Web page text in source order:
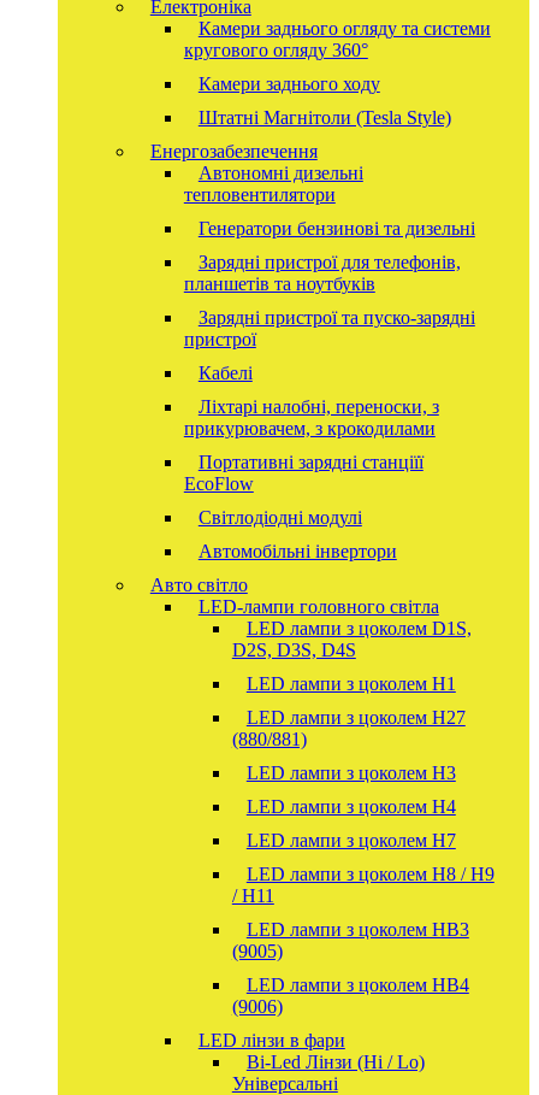
Електроніка
Камери заднього огляду та системи
кругового огляду 360°
Камери заднього ходу
Штатні Магнітоли (Tesla Style)
Енергозабезпечення
Автономні дизельні
тепловентилятори
Генератори бензинові та дизельні
Зарядні пристрої для телефонів,
планшетів та ноутбуків
Зарядні пристрої та пуско-зарядні
пристрої
Кабелі
Ліхтарі налобні, переноски, з
прикурювачем, з крокодилами
Портативні зарядні станціїї
EcoFlow
Світлодіодні модулі
Автомобільні інвертори
Авто світло
LED-лампи головного світла
LED лампи з цоколем D1S,
D2S, D3S, D4S
LED лампи з цоколем H1
LED лампи з цоколем H27
(880/881)
LED лампи з цоколем H3
LED лампи з цоколем H4
LED лампи з цоколем H7
LED лампи з цоколем H8 / H9
/ H11
LED лампи з цоколем HB3
(9005)
LED лампи з цоколем HB4
(9006)
LED лінзи в фари
Bi-Led Лінзи (Hi / Lo)
Універсальні